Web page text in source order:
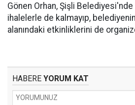
Gönen Orhan, Şişli Belediyesi'nde
ihalelerle de kalmayıp,
alanındaki etkinliklerini de
HABERE YORUM KAT